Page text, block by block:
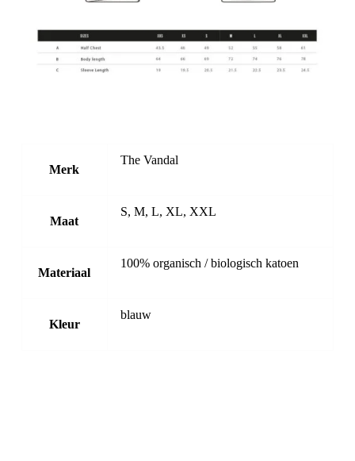
Merk
The Vandal
Maat
S, M, L, XL, XXL
Materiaal
100% organisch / biologisch katoen
Kleur
blauw